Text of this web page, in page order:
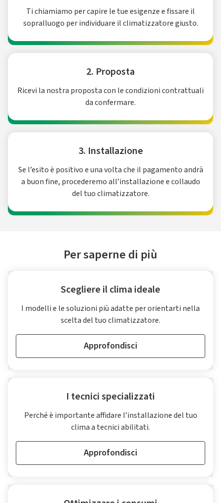
Ti chiamiamo per capire le tue esigenze e fissare il
sopralluogo per individuare il climatizzatore giusto.
2. Proposta
Ricevi la nostra proposta con le condizioni contrattuali
da confermare.
3. Installazione
Se l’esito è positivo e una volta che il pagamento andrà
a buon fine, procederemo all’installazione e collaudo
del tuo climatizzatore.
Per saperne di più
Scegliere il clima ideale
I modelli e le soluzioni più adatte per orientarti nella
scelta del tuo climatizzatore.
Approfondisci
I tecnici specializzati
Perché è importante affidare l’installazione del tuo
clima a tecnici abilitati.
Approfondisci